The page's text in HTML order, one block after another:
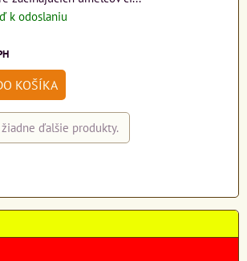
k odoslaniu
KOŠÍKA
ďalšie produkty.